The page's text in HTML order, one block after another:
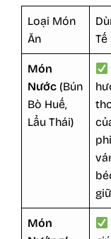
Loại Món
Ăn
Tế
Món
Nước (Bún
Bò Huế,
Lẩu Thái)
Món